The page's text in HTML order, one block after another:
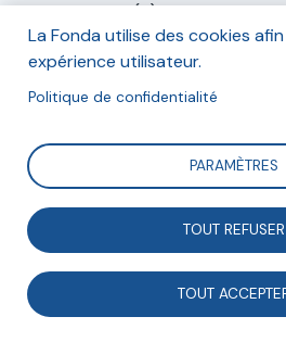
Janvier 2025 (4)
Décembre 2024 (6)
Novembre 2024 (1)
Septembre 2024 (2)
Juillet 2024 (2)
Juin 2024 (2)
Mai 2024 (2)
La Fonda utilise des cookies
expérience utilisateur.
Politique de confidentialité
PARAMÈTRES
TOUT REFUSER
TOUT